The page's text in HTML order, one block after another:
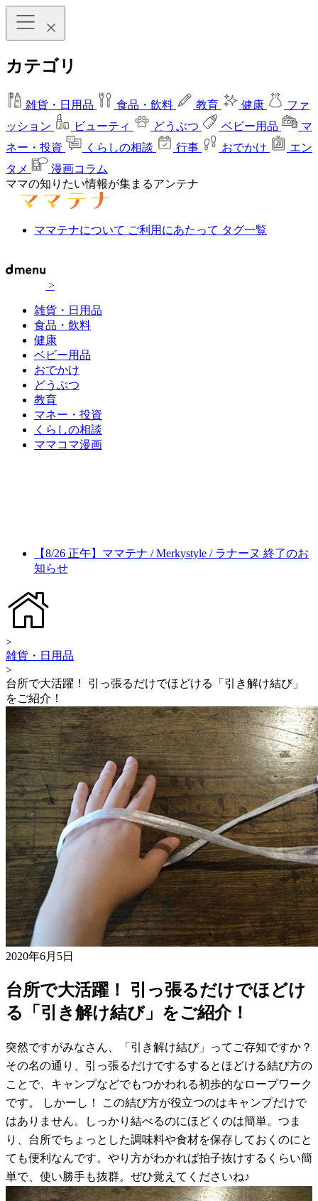
カテゴリ
雑貨・日用品 食品・飲料 教育 健康
ファ
ッション
ビューティ どうぶつ ベビー用品
マ
ネー・投資
くらしの相談 行事 おでかけ
エン
タメ
漫画コラム
ママの知りたい情報が集まるアンテナ
ママテナについて ご利用にあたって タグ一覧
>
雑貨・日用品
食品・飲料
健康
ベビー用品
おでかけ
どうぶつ
教育
マネー・投資
くらしの相談
ママコマ漫画
【8/26 正午】ママテナ / Merkystyle / ラナーヌ 終了のお
知らせ
>
雑貨・日用品
>
台所で大活躍！ 引っ張るだけでほどける「引き解け結び」
をご紹介！
2020年6月5日
台所で大活躍！ 引っ張るだけでほどけ
る「引き解け結び」をご紹介！
突然ですがみなさん、「引き解け結び」ってご存知ですか？
その名の通り、引っ張るだけでするするとほどける結び方の
ことで、キャンプなどでもつかわれる初歩的なロープワーク
です。 しかーし！ この結び方が役立つのはキャンプだけで
はありません。しっかり結べるのにほどくのは簡単。つま
り、台所でちょっとした調味料や食材を保存しておくのにと
ても便利なんです。やり方がわかれば拍子抜けするくらい簡
単で、使い勝手も抜群。ぜひ覚えてくださいね♪